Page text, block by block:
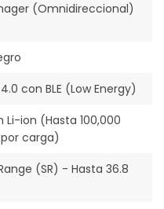
(Omnidireccional)
con BLE (Low Energy)
Li-ion (Hasta 100,000
carga)
(SR) - Hasta 36.8